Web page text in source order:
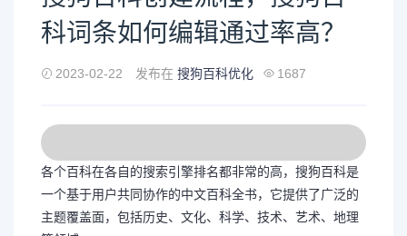
科词条如何编辑通过率高？
2023-02-22 发布在 搜狗百科优化 1687
各个百科在各自的搜索引擎排名都非常的高，搜狗百科是
一个基于用户共同协作的中文百科全书，它提供了广泛的
主题覆盖面，包括历史、文化、科学、技术、艺术、地理